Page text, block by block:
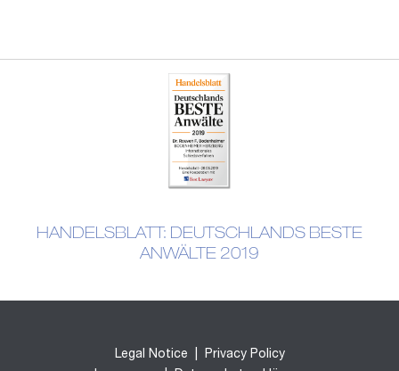
HANDELSBLATT: DEUTSCHLANDS BESTE
ANWÄLTE 2019
Legal Notice
Privacy Policy